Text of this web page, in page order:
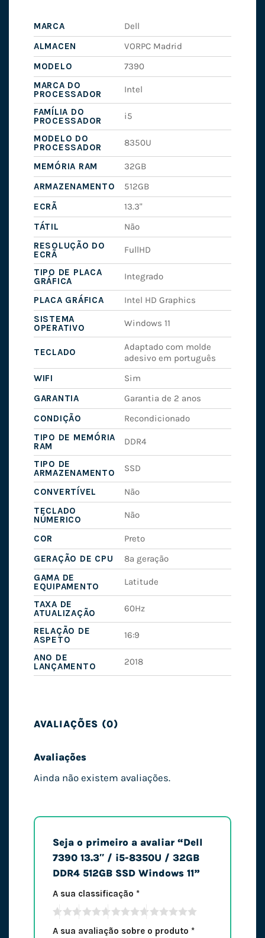
MARCA
Dell
ALMACEN
VORPC Madrid
MODELO
7390
MARCA DO
PROCESSADOR
Intel
FAMÍLIA DO
PROCESSADOR
i5
MODELO DO
PROCESSADOR
8350U
MEMÓRIA RAM
32GB
ARMAZENAMENTO
512GB
ECRÃ
13.3"
TÁTIL
Não
RESOLUÇÃO DO
ECRÃ
FullHD
TIPO DE PLACA
GRÁFICA
Integrado
PLACA GRÁFICA
Intel HD Graphics
SISTEMA
OPERATIVO
Windows 11
TECLADO
Adaptado com molde
adesivo em português
WIFI
Sim
GARANTIA
Garantia de 2 anos
CONDIÇÃO
Recondicionado
TIPO DE MEMÓRIA
RAM
DDR4
TIPO DE
ARMAZENAMENTO
SSD
CONVERTÍVEL
Não
TECLADO
NÚMERICO
Não
COR
Preto
GERAÇÃO DE CPU
8ª geração
GAMA DE
EQUIPAMENTO
Latitude
TAXA DE
ATUALIZAÇÃO
60Hz
RELAÇÃO DE
ASPETO
16:9
ANO DE
LANÇAMENTO
2018
AVALIAÇÕES (0)
Avaliações
Ainda não existem avaliações.
Seja o primeiro a avaliar “Dell
7390 13.3″ / i5-8350U / 32GB
DDR4 512GB SSD Windows 11”
A sua classificação *
A sua avaliação sobre o produto *